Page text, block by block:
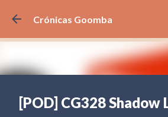
Ir al contenido
Crónicas Goomba
[POD] CG328 Shadow